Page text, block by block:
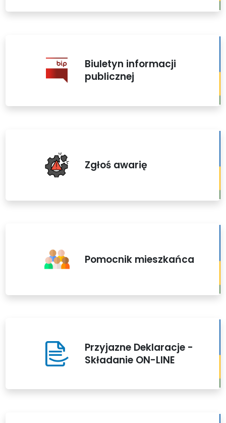
Biuletyn informacji
publicznej
Zgłoś awarię
Pomocnik mieszkańca
Przyjazne Deklaracje -
Składanie ON-LINE